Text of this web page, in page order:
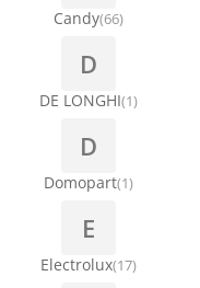
Candy(66)
D
DE LONGHI(1)
D
Domopart(1)
E
Electrolux(17)